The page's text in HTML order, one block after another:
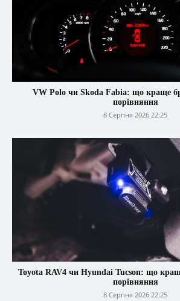
VW Polo чи Skoda Fabia: що краще
порівняння
8 Серпня 2026 22:25
Toyota RAV4 чи Hyundai Tucson: що
порівняння
8 Серпня 2026 22:25